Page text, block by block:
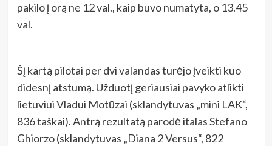
pakilo į orą ne 12 val., kaip buvo numatyta, o 13.45
val.
Šį kartą pilotai per dvi valandas turėjo įveikti kuo
didesnį atstumą. Užduotį geriausiai pavyko atlikti
lietuviui Vladui Motūzai (sklandytuvas „mini LAK“,
836 taškai). Antrą rezultatą parodė italas Stefano
Ghiorzo (sklandytuvas „Diana 2 Versus“, 822